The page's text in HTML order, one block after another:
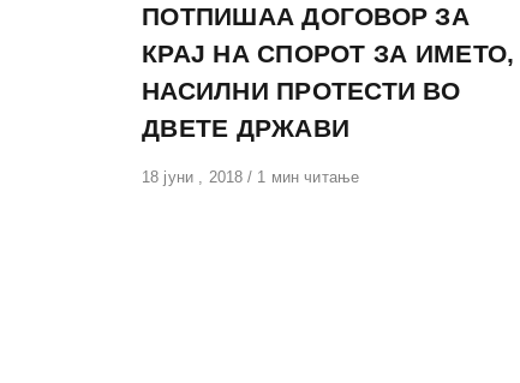
ПОТПИШАА ДОГОВОР ЗА
КРАЈ НА СПОРОТ ЗА ИМЕТО,
НАСИЛНИ ПРОТЕСТИ ВО
ДВЕТЕ ДРЖАВИ
Објавено
18 јуни , 2018 1 мин читање